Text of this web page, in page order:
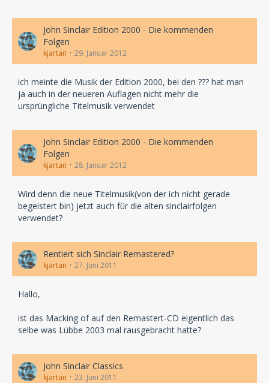
John Sinclair Edition 2000 - Die kommenden
Folgen
kjartan 29. Januar 2012
ich meinte die Musik der Edition 2000, bei den ??? hat man
ja auch in der neueren Auflagen nicht mehr die
ursprüngliche Titelmusik verwendet
John Sinclair Edition 2000 - Die kommenden
Folgen
kjartan 28. Januar 2012
Wird denn die neue Titelmusik(von der ich nicht gerade
begeistert bin) jetzt auch für die alten sinclairfolgen
verwendet?
Rentiert sich Sinclair Remastered?
kjartan 27. Juni 2011
Hallo,
ist das Macking of auf den Remastert-CD eigentlich das
selbe was Lübbe 2003 mal rausgebracht hatte?
John Sinclair Classics
kjartan 23. Juni 2011